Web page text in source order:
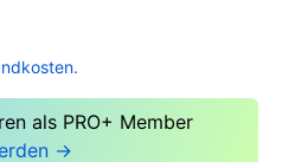
als PRO+ Member
→